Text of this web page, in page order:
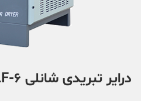
درایر تبریدی شانلی SDLF-6